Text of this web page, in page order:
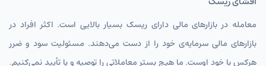
معامله در بازارهای مالی دارای ریسک بسیار بالایی است. اکثر افراد در
بازارهای مالی سرمایه‌ی خود را از دست می‌دهند. مسئولیت سود و ضرر
هرکس با خود اوست. ما هیچ بستر معاملاتی را توصیه و یا تأیید نمی‌کنیم.